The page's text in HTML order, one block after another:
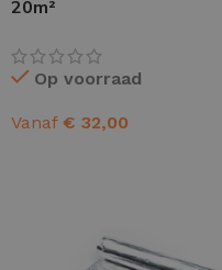
20m²
Op voorraad
Vanaf € 32,00